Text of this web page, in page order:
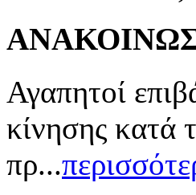
Αγαπητοί
κίνησης κατά
πρ...